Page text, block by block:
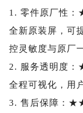
1. 零件原厂性
全新原装屏，可
控灵敏度与原厂
2. 服务透明度
全程可视化，用
3. 售后保障：